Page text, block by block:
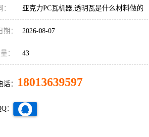
亚克力PC瓦机器,透明瓦是什么材料做的
： 2026-08-07
： 43
： 18013639597
：